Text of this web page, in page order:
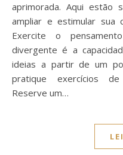
aprimorada. Aqui estão
ampliar e estimular sua
Exercite o
divergente é a
ideias a partir de um
pratique exercícios de
Reserve um…